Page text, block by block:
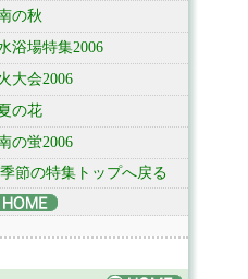
の秋
浴場特集2006
大会2006
の花
の蛍2006
季節の特集トップへ戻る